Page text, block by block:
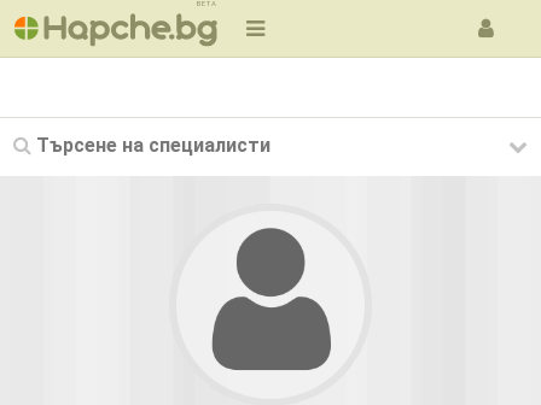
BETA
Търсене на специалисти